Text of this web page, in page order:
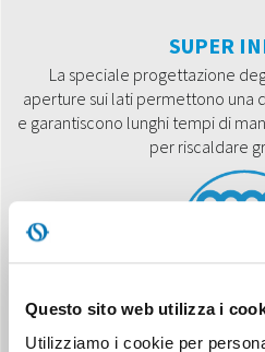
Questo sito web utilizza i
Utilizziamo i cookie per
SUPER
La speciale progettazione
aperture sui lati permettono una
e garantiscono lunghi tempi di
per riscaldare